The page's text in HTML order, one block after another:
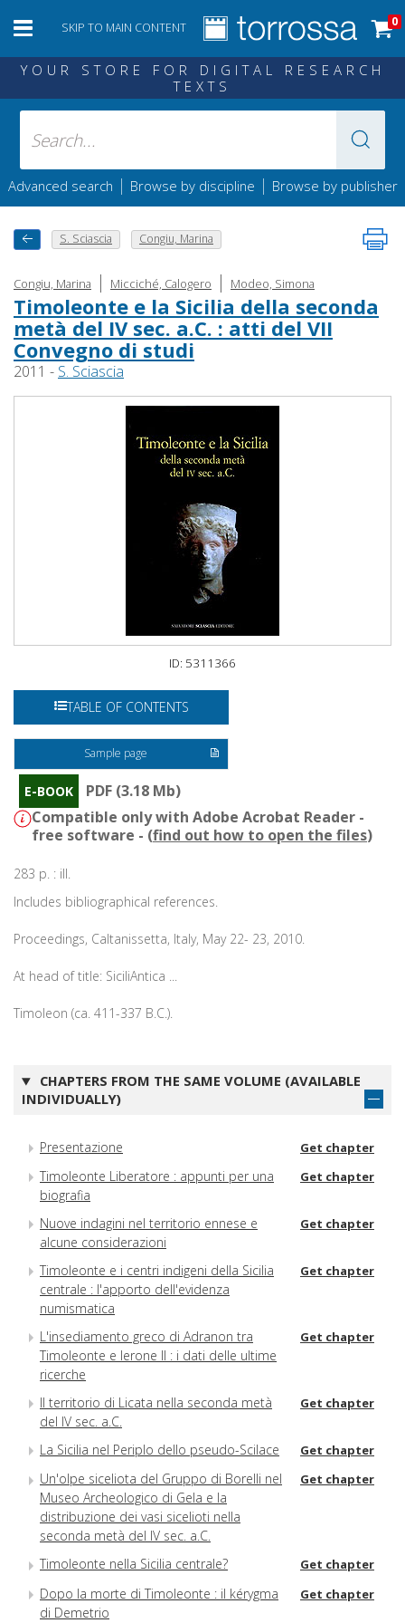
SKIP TO MAIN CONTENT 0
YOUR STORE FOR DIGITAL RESEARCH
TEXTS
Advanced search | Browse by discipline | Browse by publisher
S. Sciascia Congiu, Marina
Congiu, Marina | Micciché, Calogero | Modeo, Simona
Timoleonte e la Sicilia della seconda
metà del IV sec. a.C. : atti del VII
Convegno di studi
2011 - S. Sciascia
ID: 5311366
TABLE OF CONTENTS
Sample page
E-BOOK
PDF (3.18 Mb)
Compatible only with Adobe Acrobat Reader -
free software - (find out how to open the files)
283 p. : ill.
Includes bibliographical references.
Proceedings, Caltanissetta, Italy, May 22- 23, 2010.
At head of title: SiciliAntica ...
Timoleon (ca. 411-337 B.C.).
CHAPTERS FROM THE SAME VOLUME (AVAILABLE
INDIVIDUALLY)
Presentazione Get chapter
Timoleonte Liberatore : appunti per una
biografia
Get chapter
Nuove indagini nel territorio ennese e
alcune considerazioni
Get chapter
Timoleonte e i centri indigeni della Sicilia
centrale : l'apporto dell'evidenza
numismatica
Get chapter
L'insediamento greco di Adranon tra
Timoleonte e Ierone II : i dati delle ultime
ricerche
Get chapter
Il territorio di Licata nella seconda metà
del IV sec. a.C.
Get chapter
La Sicilia nel Periplo dello pseudo-Scilace Get chapter
Un'olpe siceliota del Gruppo di Borelli nel
Museo Archeologico di Gela e la
distribuzione dei vasi sicelioti nella
seconda metà del IV sec. a.C.
Get chapter
Timoleonte nella Sicilia centrale? Get chapter
Dopo la morte di Timoleonte : il kérygma
di Demetrio
Get chapter